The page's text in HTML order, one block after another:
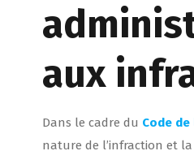
aux
Dans le cadre du Code
nature de l’infraction et